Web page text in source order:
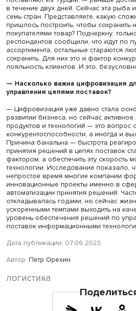
Хотел бы отметить, что мы в
еще до введения санкций
образованию именно в таком
наши выпускники, приходя в
практически на любой позиции,
процесс товародвижения от
наши бизнес-партнеры,
дополнительного образования.
Вообще специалисты по
оказались сегодня
Цепи поставок — это инструмент,
совершенствовался и стал
инфраструктуры мировой
беспрепятственно перемещались
глобальных цепях поставок,
период кризиса стали по ним
нехватки, задержки, другие
Оказалось, что в глобальных
защищен, все друг с другом
зависят. Поэтому люди, которые
оказались сегодня в центре
первую очередь ждут
бизнеса.
— Обычно люди задумываются
могут купить привычный
потребительский рынок